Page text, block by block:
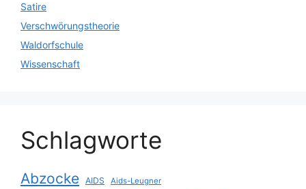
Satire
Verschwörungstheorie
Waldorfschule
Wissenschaft
Schlagworte
Abzocke AIDS Aids-Leugner